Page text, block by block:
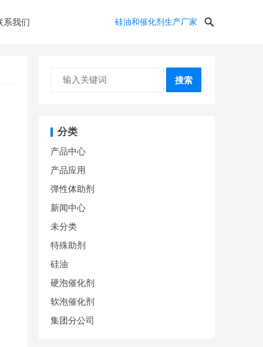
系我们 硅油和催化剂生产厂家
搜索
分类
产品中心
产品应用
弹性体助剂
新闻中心
未分类
特殊助剂
硅油
硬泡催化剂
软泡催化剂
集团分公司